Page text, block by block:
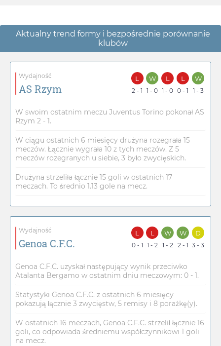
Aktualny trend formy i bezpośrednie porównanie
klubów
Wydajność
AS Rzym
L
2 - 1
W
1 - 0
L
1 - 0
L
0 - 1
W
1 - 3
W swoim ostatnim meczu Juventus Torino pokonał AS
Rzym 2 - 1.
W ciągu ostatnich 6 miesięcy drużyna rozegrała 15
meczów. Łącznie wygrała 10 z tych meczów. Z 5
meczów rozegranych u siebie, 3 było zwycięskich.
Drużyna strzeliła łącznie 15 goli w ostatnich 17
meczach. To średnio 1.13 gole na mecz.
Wydajność
Genoa C.F.C.
L
0 - 1
L
1 - 2
W
1 - 2
W
2 - 1
D
3 - 3
Genoa C.F.C. uzyskał następujący wynik przeciwko
Atalanta Bergamo w ostatnim dniu meczowym: 0 - 1.
Statystyki Genoa C.F.C. z ostatnich 6 miesięcy
pokazują łącznie 3 zwycięstw, 5 remisy i 8 porażkę(y).
W ostatnich 16 meczach, Genoa C.F.C. strzelił łącznie 16
goli, co odpowiada średniemu współczynnikowi 1 goli
na mecz.